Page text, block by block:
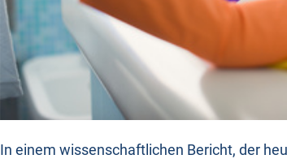
In einem wissenschaftlichen Bericht, der